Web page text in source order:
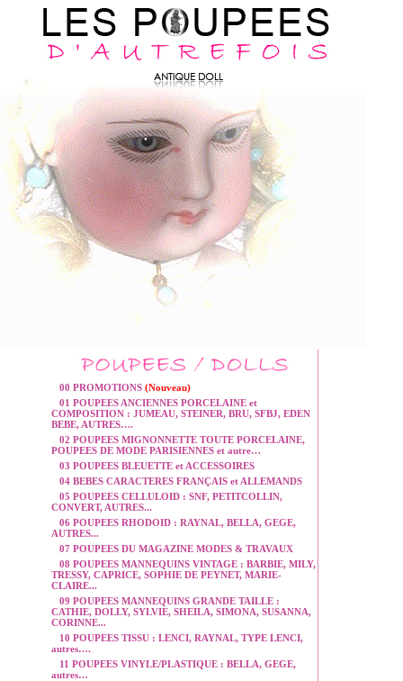
00 PROMOTIONS (Nouveau)
01 POUPEES ANCIENNES PORCELAINE et
COMPOSITION : JUMEAU, STEINER, BRU, SFBJ, EDEN
BEBE, AUTRES….
02 POUPEES MIGNONNETTE TOUTE PORCELAINE,
POUPEES DE MODE PARISIENNES et autre…
03 POUPEES BLEUETTE et ACCESSOIRES
04 BEBES CARACTERES FRANÇAIS et ALLEMANDS
05 POUPEES CELLULOID : SNF, PETITCOLLIN,
CONVERT, AUTRES...
06 POUPEES RHODOID : RAYNAL, BELLA, GEGE,
AUTRES...
07 POUPEES DU MAGAZINE MODES & TRAVAUX
08 POUPEES MANNEQUINS VINTAGE : BARBIE, MILY,
TRESSY, CAPRICE, SOPHIE DE PEYNET, MARIE-
CLAIRE...
09 POUPEES MANNEQUINS GRANDE TAILLE :
CATHIE, DOLLY, SYLVIE, SHEILA, SIMONA, SUSANNA,
CORINNE...
10 POUPEES TISSU : LENCI, RAYNAL, TYPE LENCI,
autres….
11 POUPEES VINYLE/PLASTIQUE : BELLA, GEGE,
autres…